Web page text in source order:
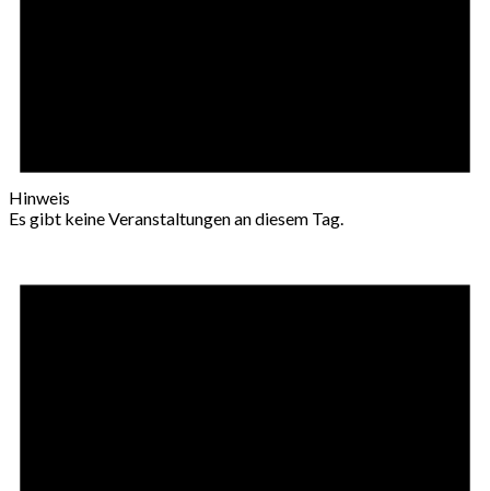
Hinweis
Es gibt keine Veranstaltungen an diesem Tag.